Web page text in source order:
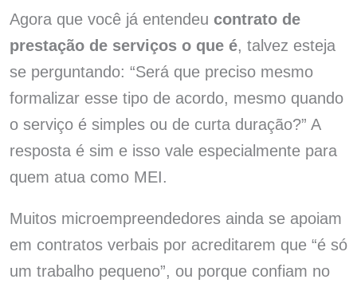
Agora que você já entendeu contrato de
prestação de serviços o que é, talvez esteja
se perguntando: “Será que preciso mesmo
formalizar esse tipo de acordo, mesmo quando
o serviço é simples ou de curta duração?” A
resposta é sim e isso vale especialmente para
quem atua como MEI.
Muitos microempreendedores ainda se apoiam
em contratos verbais por acreditarem que “é só
um trabalho pequeno”, ou porque confiam no